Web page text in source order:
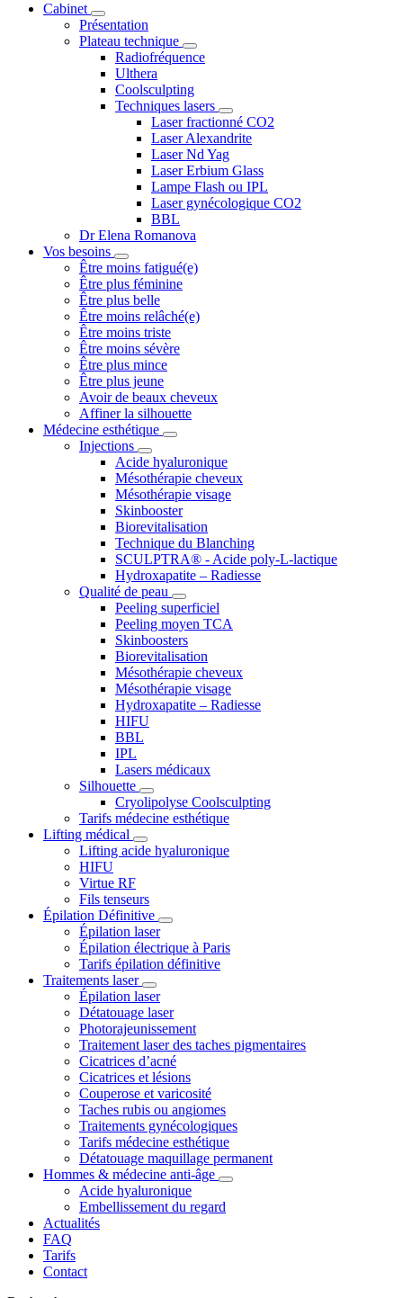
Cabinet
Présentation
Plateau technique
Radiofréquence
Ulthera
Coolsculpting
Techniques lasers
Laser fractionné CO2
Laser Alexandrite
Laser Nd Yag
Laser Erbium Glass
Lampe Flash ou IPL
Laser gynécologique CO2
BBL
Dr Elena Romanova
Vos besoins
Être moins fatigué(e)
Être plus féminine
Être plus belle
Être moins relâché(e)
Être moins triste
Être moins sévère
Être plus mince
Être plus jeune
Avoir de beaux cheveux
Affiner la silhouette
Médecine esthétique
Injections
Acide hyaluronique
Mésothérapie cheveux
Mésothérapie visage
Skinbooster
Biorevitalisation
Technique du Blanching
SCULPTRA® - Acide poly-L-lactique
Hydroxapatite – Radiesse
Qualité de peau
Peeling superficiel
Peeling moyen TCA
Skinboosters
Biorevitalisation
Mésothérapie cheveux
Mésothérapie visage
Hydroxapatite – Radiesse
HIFU
BBL
IPL
Lasers médicaux
Silhouette
Cryolipolyse Coolsculpting
Tarifs médecine esthétique
Lifting médical
Lifting acide hyaluronique
HIFU
Virtue RF
Fils tenseurs
Épilation Définitive
Épilation laser
Épilation électrique à Paris
Tarifs épilation définitive
Traitements laser
Épilation laser
Détatouage laser
Photorajeunissement
Traitement laser des taches pigmentaires
Cicatrices d’acné
Cicatrices et lésions
Couperose et varicosité
Taches rubis ou angiomes
Traitements gynécologiques
Tarifs médecine esthétique
Détatouage maquillage permanent
Hommes & médecine anti-âge
Acide hyaluronique
Embellissement du regard
Actualités
FAQ
Tarifs
Contact